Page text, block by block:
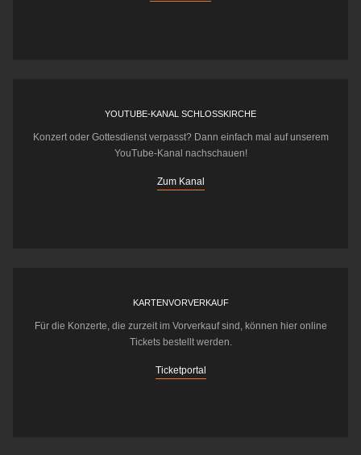
YOUTUBE-KANAL SCHLOSSKIRCHE
Konzert oder Gottesdienst verpasst? Dann einfach mal auf unserem
YouTube-Kanal nachschauen!
Zum Kanal
KARTENVORVERKAUF
Für die Konzerte, die zurzeit im Vorverkauf sind, können hier online
Tickets bestellt werden.
Ticketportal